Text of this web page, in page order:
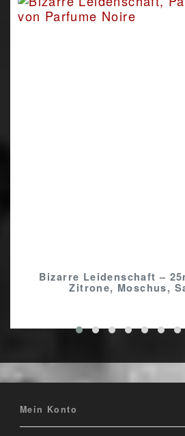
Bizarre Leidenschaft –
Zitrone, Moschus,
Mein Konto